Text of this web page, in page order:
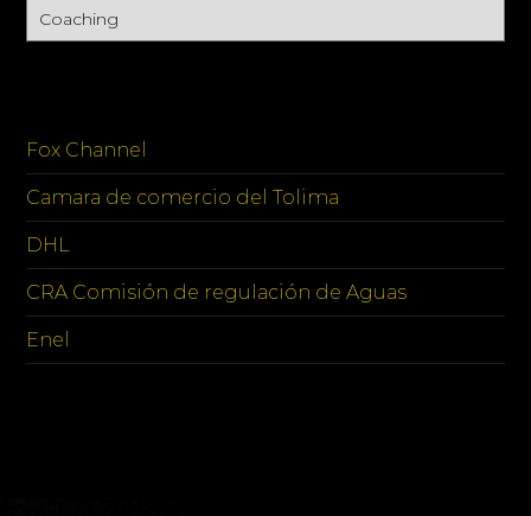
Categories
Fox Channel
Camara de comercio del Tolima
DHL
CRA Comisión de regulación de Aguas
Enel